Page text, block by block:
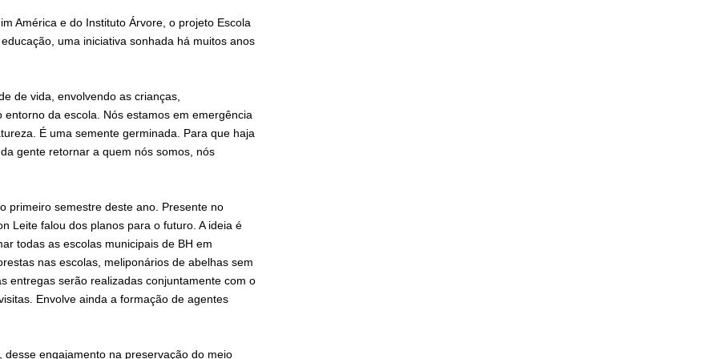
América e do Instituto Árvore, o projeto Escola
uma iniciativa sonhada há muitos anos
de vida, envolvendo as crianças,
da escola. Nós estamos em emergência
É uma semente germinada. Para que haja
gente retornar a quem nós somos, nós
primeiro semestre deste ano. Presente no
Leite falou dos planos para o futuro. A ideia é
todas as escolas municipais de BH em
nas escolas, meliponários de abelhas sem
entregas serão realizadas conjuntamente com o
Envolve ainda a formação de agentes
engajamento na preservação do meio